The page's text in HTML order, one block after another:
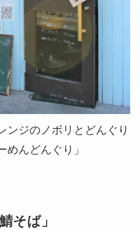
ンジのノボリとどんぐり
んどんぐり」
そば」